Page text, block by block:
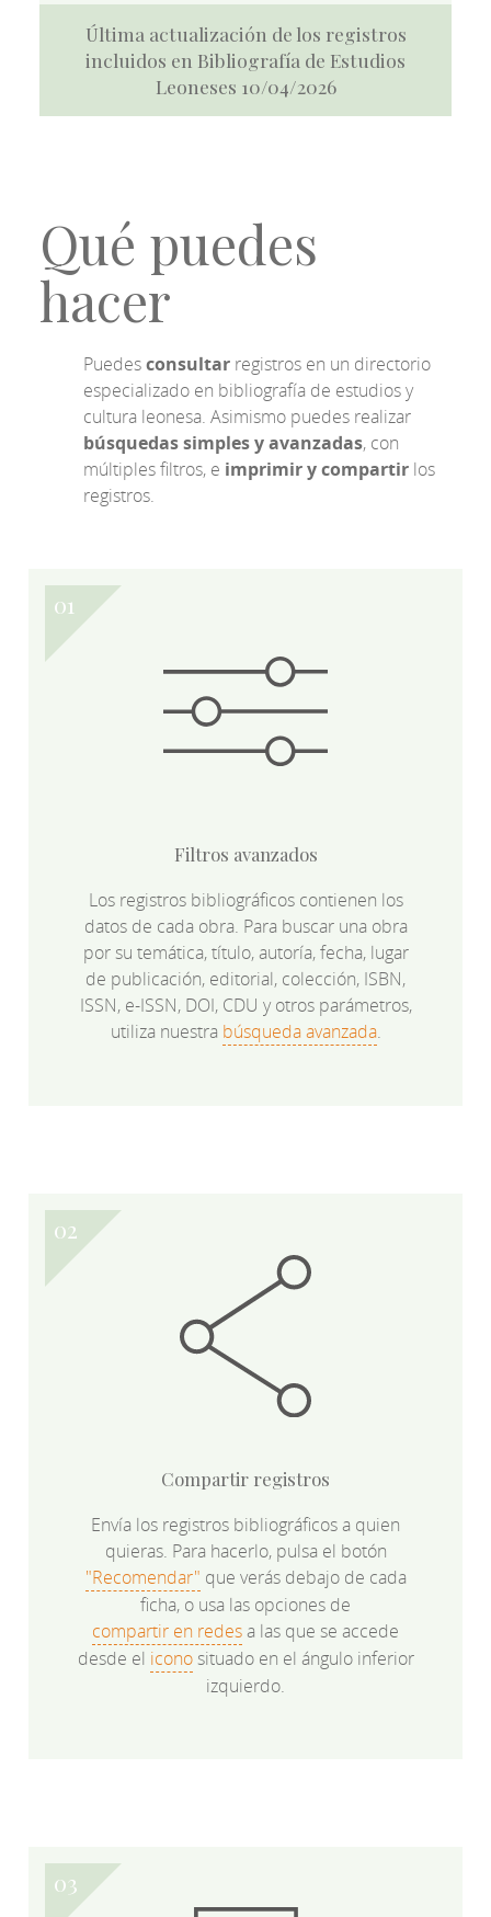
Última actualización de los registros
incluidos en Bibliografía de Estudios
Leoneses 10/04/2026
Qué puedes
hacer
Puedesconsultar registros en un directorio
especializado en bibliografía de estudios y
cultura leonesa. Asimismo puedes realizar
búsquedas simples y avanzadas, con
múltiples filtros, e imprimir y compartir los
registros.
Filtros avanzados
Los registros bibliográficos contienen los
datos de cada obra. Para buscar una obra
por su temática, título, autoría, fecha, lugar
de publicación, editorial, colección, ISBN,
ISSN, e-ISSN, DOI, CDU y otros parámetros,
utiliza nuestra búsqueda avanzada.
Compartir registros
Envía los registros bibliográficos a quien
quieras. Para hacerlo, pulsa el botón
"Recomendar" que verás debajo de cada
ficha, o usa las opciones de
compartir en redesa las que se accede
desde el iconosituado en el ángulo inferior
izquierdo.